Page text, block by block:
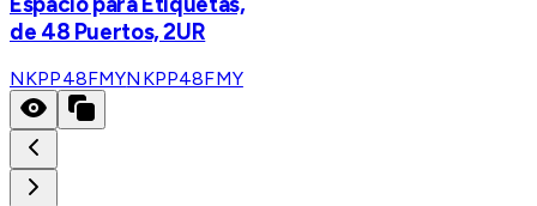
de 48 Puertos, 2UR
NKPP48FMYNKPP48FMY